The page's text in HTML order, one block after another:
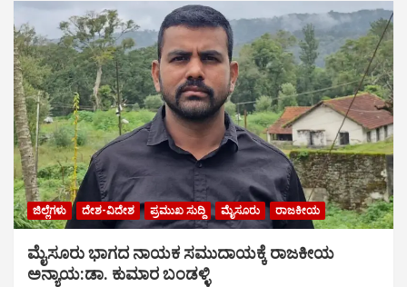
ಜಿಲ್ಲೆಗಳು ದೇಶ-ವಿದೇಶ ಪ್ರಮುಖ ಸುದ್ದಿ ಮೈಸೂರು ರಾಜಕೀಯ
ಮೈಸೂರು ಭಾಗದ ನಾಯಕ ಸಮುದಾಯಕ್ಕೆ ರಾಜಕೀಯ
ಅನ್ಯಾಯ:ಡಾ. ಕುಮಾರ ಬಂಡಳ್ಳಿ